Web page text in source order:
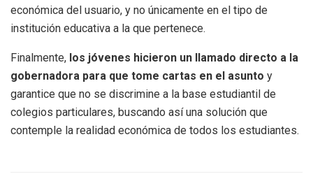
económica del usuario, y no únicamente en el tipo de
institución educativa a la que pertenece.
Finalmente, los jóvenes hicieron un llamado directo a la
gobernadora para que tome cartas en el asunto y
garantice que no se discrimine a la base estudiantil de
colegios particulares, buscando así una solución que
contemple la realidad económica de todos los estudiantes.